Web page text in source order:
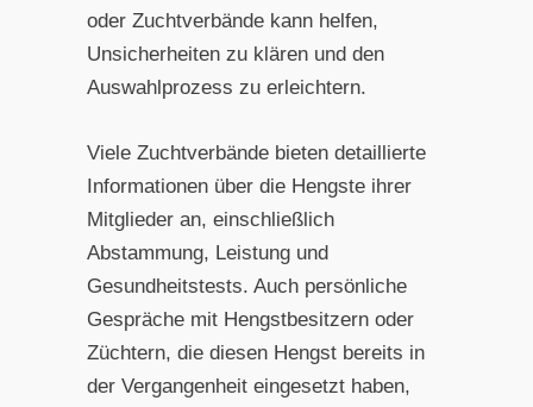
oder Zuchtverbände kann helfen,
Unsicherheiten zu klären und den
Auswahlprozess zu erleichtern.
Viele Zuchtverbände bieten detaillierte
Informationen über die Hengste ihrer
Mitglieder an, einschließlich
Abstammung, Leistung und
Gesundheitstests. Auch persönliche
Gespräche mit Hengstbesitzern oder
Züchtern, die diesen Hengst bereits in
der Vergangenheit eingesetzt haben,